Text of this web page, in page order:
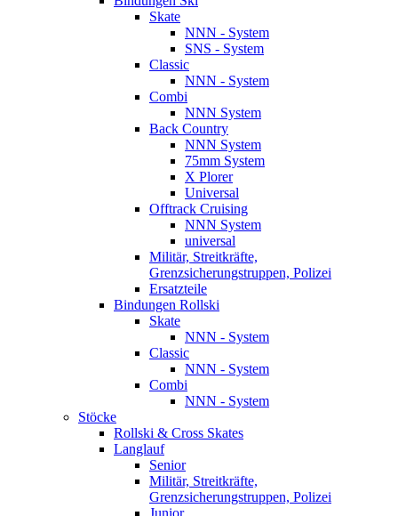
Skate
NNN - System
SNS - System
Classic
NNN - System
Combi
NNN System
Back Country
NNN System
75mm System
X Plorer
Universal
Offtrack Cruising
NNN System
universal
Militär, Streitkräfte,
Grenzsicherungstruppen, Polizei
Ersatzteile
Bindungen Rollski
Skate
NNN - System
Classic
NNN - System
Combi
NNN - System
Stöcke
Rollski & Cross Skates
Langlauf
Senior
Militär, Streitkräfte,
Grenzsicherungstruppen, Polizei
Junior